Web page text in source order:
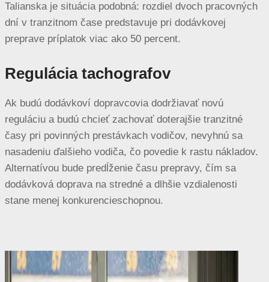
Talianska je situácia podobná: rozdiel dvoch pracovných
dní v tranzitnom čase predstavuje pri dodávkovej
preprave príplatok viac ako 50 percent.
Regulácia tachografov
Ak budú dodávkoví dopravcovia dodržiavať novú
reguláciu a budú chcieť zachovať doterajšie tranzitné
časy pri povinných prestávkach vodičov, nevyhnú sa
nasadeniu ďalšieho vodiča, čo povedie k rastu nákladov.
Alternatívou bude predĺženie času prepravy, čím sa
dodávková doprava na stredné a dlhšie vzdialenosti
stane menej konkurencieschopnou.